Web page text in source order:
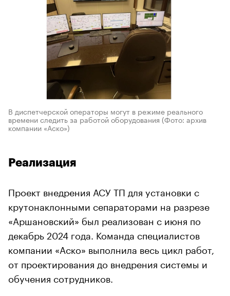
В диспетчерской операторы могут в режиме реального
времени следить за работой оборудования (Фото: архив
компании «Аско»)
Реализация
Проект внедрения АСУ ТП для установки с
крутонаклонными сепараторами на разрезе
«Аршановский» был реализован с июня по
декабрь 2024 года. Команда специалистов
компании «Аско» выполнила весь цикл работ,
от проектирования до внедрения системы и
обучения сотрудников.